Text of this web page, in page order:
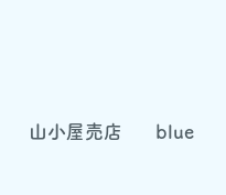
山小屋売店 blue